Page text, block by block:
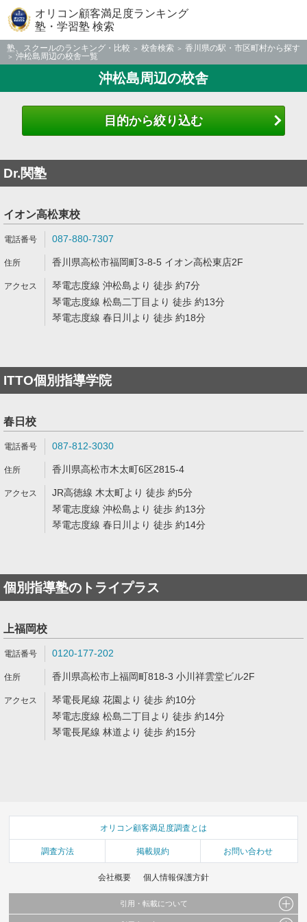
オリコン顧客満足度ランキング
塾・学習塾 検索
塾、スクールのランキング・比較 校舎検索
香川県の駅・市区町村から探す
沖松島周辺の校舎一覧
沖松島周辺の校舎
目的から絞り込む
Dr.関塾
イオン高松東校
087-880-7307
香川県高松市福岡町3-8-5 イオン高松東店2F
琴電志度線 沖松島より 徒歩 約7分
琴電志度線 松島二丁目より 徒歩 約13分
琴電志度線 春日川より 徒歩 約18分
ITTO個別指導学院
春日校
087-812-3030
香川県高松市木太町6区2815-4
JR高徳線 木太町より 徒歩 約5分
琴電志度線 沖松島より 徒歩 約13分
琴電志度線 春日川より 徒歩 約14分
個別指導塾のトライプラス
上福岡校
0120-177-202
香川県高松市上福岡町818-3 小川祥雲堂ビル2F
琴電長尾線 花園より 徒歩 約10分
琴電志度線 松島二丁目より 徒歩 約14分
琴電長尾線 林道より 徒歩 約15分
オリコン顧客満足度調査とは
調査方法 掲載規約 お問い合わせ
会社概要 個人情報保護方針
引用・転載について